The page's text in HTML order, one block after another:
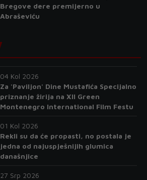
Bregove dere premijerno u
Abraševiću
04 Kol 2026
Za 'Paviljon' Dine Mustafića Specijalno
priznanje žirija na XII Green
Montenegro International Film Festu
01 Kol 2026
Rekli su da će propasti, no postala je
jedna od najuspješnijih glumica
današnjice
27 Srp 2026